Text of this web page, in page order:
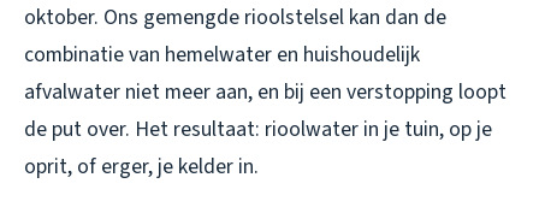
oktober. Ons gemengde rioolstelsel kan dan de
combinatie van hemelwater en huishoudelijk
afvalwater niet meer aan, en bij een verstopping loopt
de put over. Het resultaat: rioolwater in je tuin, op je
oprit, of erger, je kelder in.